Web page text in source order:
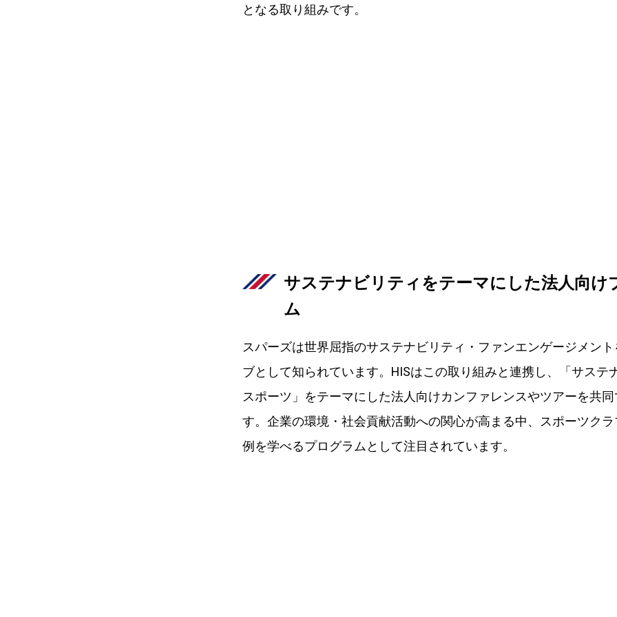
となる取り組みです。
サステナビリティをテーマにした法人向け
ム
スパーズは世界屈指のサステナビリティ・ファンエンゲージメン
ブとして知られています。HISはこの取り組みと連携し、「サステ
スポーツ」をテーマにした法人向けカンファレンスやツアーを共
す。企業の環境・社会貢献活動への関心が高まる中、スポーツク
例を学べるプログラムとして注目されています。